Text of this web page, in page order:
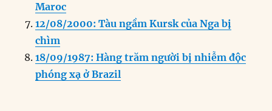
Maroc
12/08/2000: Tàu ngầm Kursk của Nga bị
chìm
18/09/1987: Hàng trăm người bị nhiễm độc
phóng xạ ở Brazil